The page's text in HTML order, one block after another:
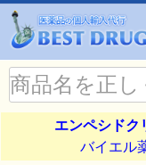
エンペシドク
バイエル